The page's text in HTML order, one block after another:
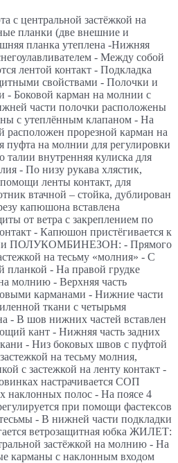
с центральной застёжкой на
планки (две внешние и
планка утеплена -Нижняя
- Между собой
лентой контакт - Подкладка
свойствами - Полочки и
- Боковой карман на молнии с
части полочки расположены
с утеплённым клапаном - На
расположен прорезной карман на
на молнии для регулировки
внутренняя кулиска для
- По низу рукава хлястик,
ленты контакт, для
втачной – стойка, дублирован
капюшона вставлена
от ветра с закреплением по
- Капюшон пристёгивается к
ПОЛУКОМБИНЕЗОН: - Прямого
на тесьму «молния» - С
планкой - На правой грудке
молнию - Верхняя часть
карманами - Нижние части
ткани с четырьмя
- В шов нижних частей вставлен
кант - Нижняя часть задних
- Низ боковых швов с пуфтой
на тесьму молния,
с застежкой на ленту контакт -
настрачивается СОП
наклонных полос - На поясе 4
при помощи фастексов
- В нижней части подкладки
ветрозащитная юбка ЖИЛЕТ:
застёжкой на молнию - На
карманы с наклонным входом